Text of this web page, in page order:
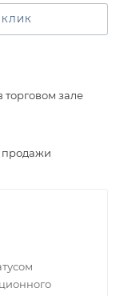
КЛИК
торговом зале
продажи